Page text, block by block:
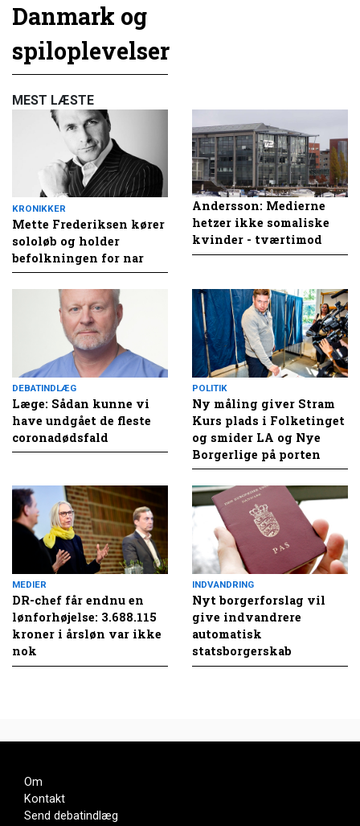
Danmark og
spiloplevelser
MEST LÆSTE
KRONIKKER
Mette Frederiksen kører
sololøb og holder
befolkningen for nar
Andersson: Medierne
hetzer ikke somaliske
kvinder - tværtimod
DEBATINDLÆG
Læge: Sådan kunne vi
have undgået de fleste
coronadødsfald
POLITIK
Ny måling giver Stram
Kurs plads i Folketinget
og smider LA og Nye
Borgerlige på porten
MEDIER
DR-chef får endnu en
lønforhøjelse: 3.688.115
kroner i årsløn var ikke
nok
INDVANDRING
Nyt borgerforslag vil
give indvandrere
automatisk
statsborgerskab
Om
Kontakt
Send debatindlæg